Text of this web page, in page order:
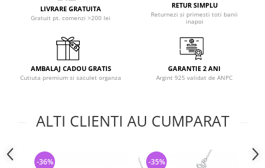
LIVRARE GRATUITA
Gratuit pt. comenzi >200 lei
RETUR SIMPLU
Returnezi si primesti toti banii
inapoi
AMBALAJ CADOU GRATIS
Cutiuta premium si saculet organza
GARANTIE 2 ANI
Argint 925 validat de ANPC
ALTI CLIENTI AU CUMPARAT
-36% -35%